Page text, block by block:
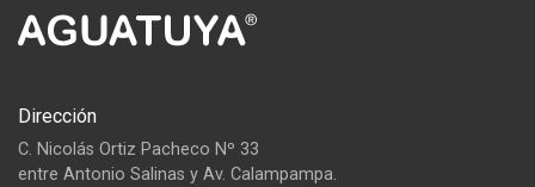
Dirección
C. Nicolás Ortiz Pacheco Nº 33
entre Antonio Salinas y Av. Calampampa.